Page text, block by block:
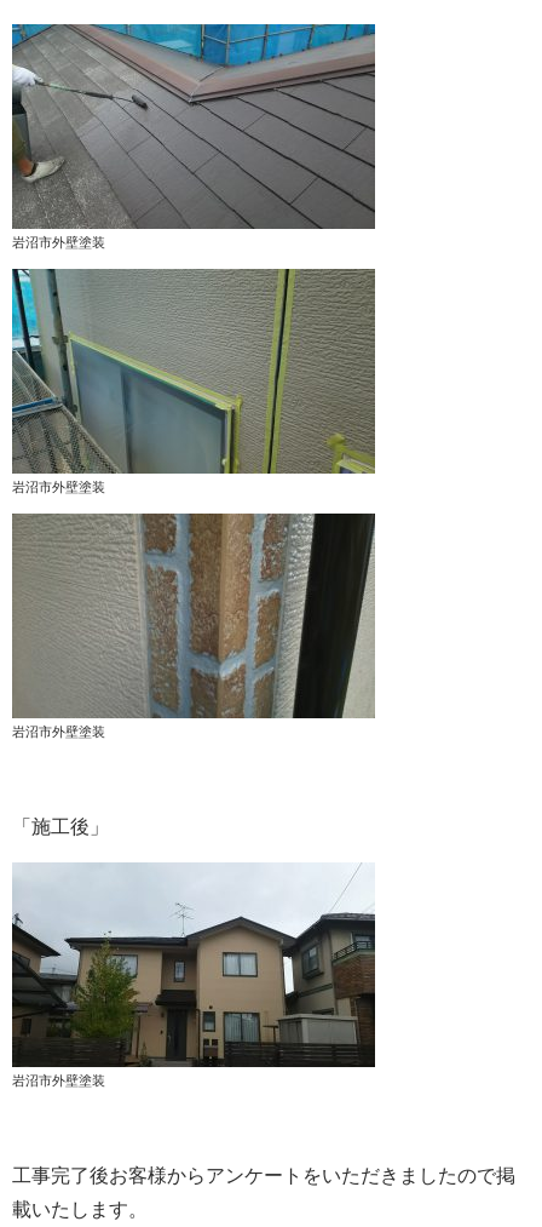
岩沼市外壁塗装
岩沼市外壁塗装
岩沼市外壁塗装
「施工後」
岩沼市外壁塗装
工事完了後お客様からアンケートをいただきましたので掲
載いたします。